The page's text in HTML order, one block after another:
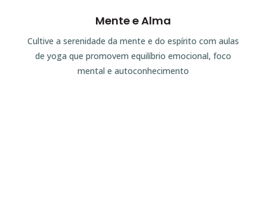
Mente e Alma
Cultive a serenidade da mente e do espírito com aulas
de yoga que promovem equilíbrio emocional, foco
mental e autoconhecimento